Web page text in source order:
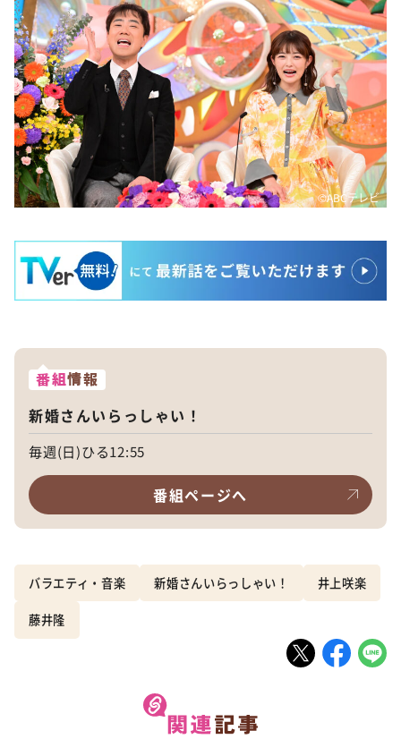
©ABCテレビ
番組情報
新婚さんいらっしゃい！
毎週(日)ひる12:55
番組ページへ
バラエティ・音楽 新婚さんいらっしゃい！ 井上咲楽
藤井隆